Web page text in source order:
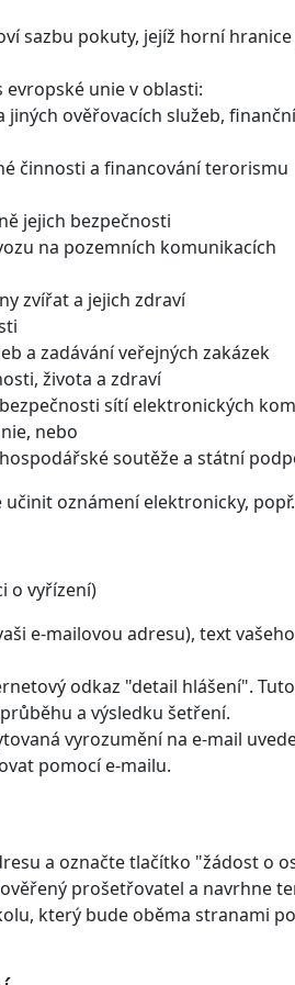
sazbu pokuty, jejíž horní hranice
unie v oblasti:
ověřovacích služeb,
činnosti a financování terorismu
jejich bezpečnosti
na pozemních komunikacích
zvířat a jejich zdraví
a zadávání veřejných zakázek
života a zdraví
sítí elektronických
nebo
soutěže a státní
oznámení elektronicky,
o vyřízení)
e-mailovou adresu), text
odkaz "detail hlášení".
a výsledku šetření.
vyrozumění na e-mail
pomocí e-mailu.
a označte tlačítko "žádost o
prošetřovatel a navrhne
který bude oběma stranami